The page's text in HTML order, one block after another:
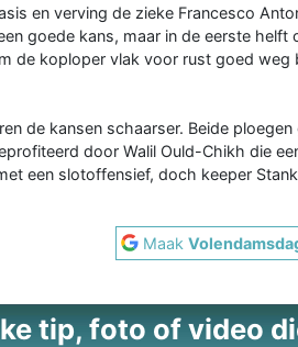
en verving de zieke Francesco
goede kans, maar in de eerste helft
de koploper vlak voor rust goed weg
de kansen schaarser. Beide
door Walil Ould-Chikh die
een slotoffensief, doch keeper
Maak
tip, foto of video